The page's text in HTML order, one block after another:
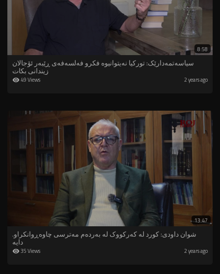
8:58
سیاسەتمەدارێک: تورکیا نەیتوانیوە فکرو فەلسەفەى ڕێبەر ئۆجالان
زیندانی بکات
49 Views 2 years ago
13:47
.⁣شوان داودی: کورد لە کەرکووک لە بەردەم مەترسی چاوەڕوانکراو
دایە
35 Views 2 years ago